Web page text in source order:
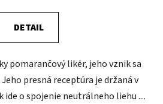
DETAIL
pomarančový likér, jeho vznik sa
presná receptúra je držaná v
ide o spojenie neutrálneho liehu ....